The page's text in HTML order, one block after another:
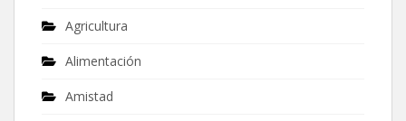
Agricultura
Alimentación
Amistad